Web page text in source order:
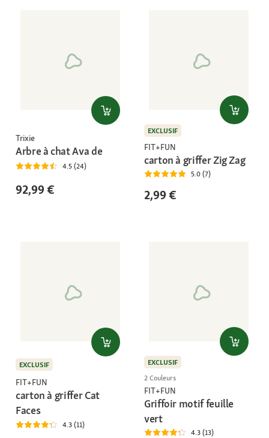
Trixie
Arbre à chat Ava de
4.5 (24)
92,99 €
EXCLUSIF
FIT+FUN
carton à griffer Zig Zag
5.0 (7)
2,99 €
EXCLUSIF
FIT+FUN
carton à griffer Cat
Faces
4.3 (11)
EXCLUSIF
2 Couleurs
FIT+FUN
Griffoir motif feuille
vert
4.3 (13)